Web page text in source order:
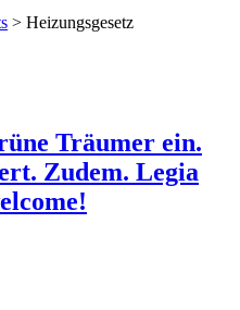
> Heizungsgesetz
Träumer ein.
Zudem. Legia